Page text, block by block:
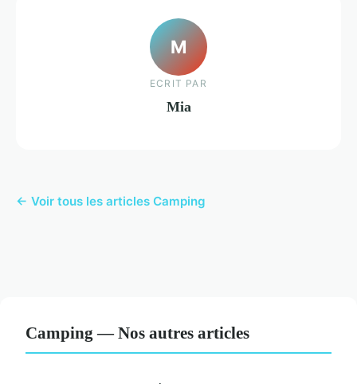
M
ECRIT PAR
Mia
← Voir tous les articles Camping
Camping — Nos autres articles